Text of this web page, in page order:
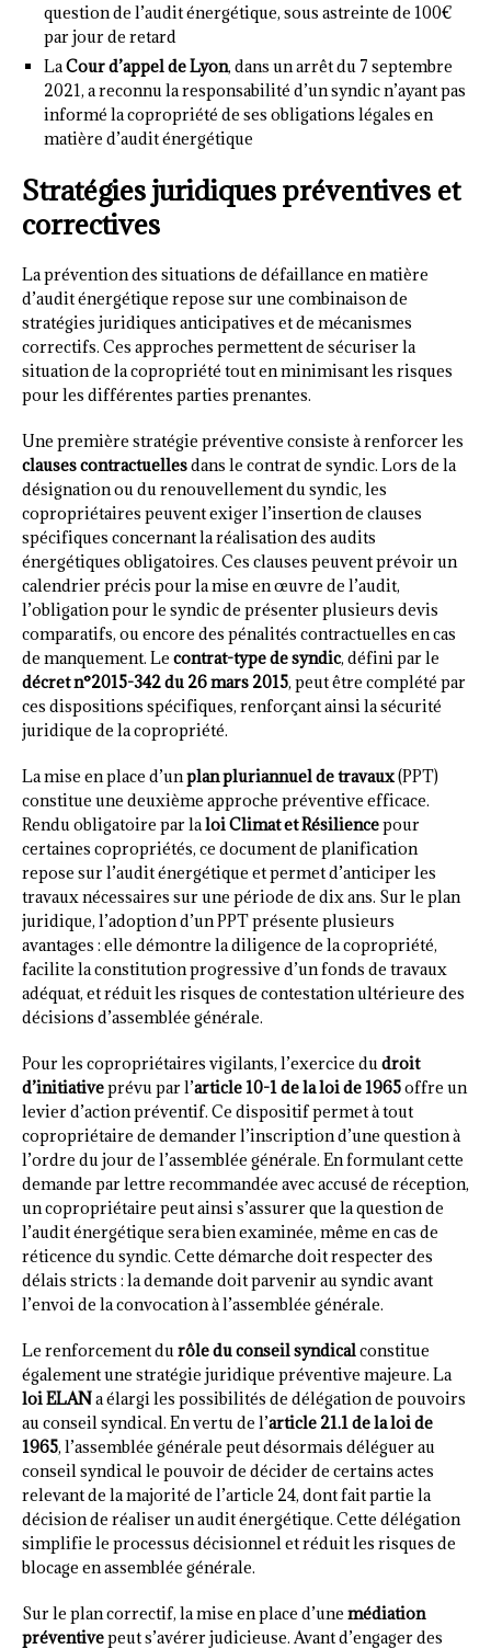
question de l’audit énergétique, sous astreinte de 100€
par jour de retard
LaCour d’appel de Lyon, dans un arrêt du 7 septembre
2021, a reconnu la responsabilité d’un syndic n’ayant pas
informé la copropriété de ses obligations légales en
matière d’audit énergétique
Stratégies juridiques préventives et
correctives
La prévention des situations de défaillance en matière
d’audit énergétique repose sur une combinaison de
stratégies juridiques anticipatives et de mécanismes
correctifs. Ces approches permettent de sécuriser la
situation de la copropriété tout en minimisant les risques
pour les différentes parties prenantes.
Une première stratégie préventive consiste à renforcer les
clauses contractuellesdans le contrat de syndic. Lors de la
désignation ou du renouvellement du syndic, les
copropriétaires peuvent exiger l’insertion de clauses
spécifiques concernant la réalisation des audits
énergétiques obligatoires. Ces clauses peuvent prévoir un
calendrier précis pour la mise en œuvre de l’audit,
l’obligation pour le syndic de présenter plusieurs devis
comparatifs, ou encore des pénalités contractuelles en cas
de manquement. Le contrat-type de syndic, défini par le
décret n°2015-342 du 26 mars 2015, peut être complété par
ces dispositions spécifiques, renforçant ainsi la sécurité
juridique de la copropriété.
La mise en place d’unplan pluriannuel de travaux(PPT)
constitue une deuxième approche préventive efficace.
Rendu obligatoire par laloi Climat et Résiliencepour
certaines copropriétés, ce document de planification
repose sur l’audit énergétique et permet d’anticiper les
travaux nécessaires sur une période de dix ans. Sur le plan
juridique, l’adoption d’un PPT présente plusieurs
avantages : elle démontre la diligence de la copropriété,
facilite la constitution progressive d’un fonds de travaux
adéquat, et réduit les risques de contestation ultérieure des
décisions d’assemblée générale.
Pour les copropriétaires vigilants, l’exercice dudroit
d’initiativeprévu par l’article 10-1 de la loi de 1965offre un
levier d’action préventif. Ce dispositif permet à tout
copropriétaire de demander l’inscription d’une question à
l’ordre du jour de l’assemblée générale. En formulant cette
demande par lettre recommandée avec accusé de réception,
un copropriétaire peut ainsi s’assurer que la question de
l’audit énergétique sera bien examinée, même en cas de
réticence du syndic. Cette démarche doit respecter des
délais stricts : la demande doit parvenir au syndic avant
l’envoi de la convocation à l’assemblée générale.
Le renforcement durôle du conseil syndicalconstitue
également une stratégie juridique préventive majeure. La
loi ELANa élargi les possibilités de délégation de pouvoirs
au conseil syndical. En vertu de l’article 21.1 de la loi de
1965, l’assemblée générale peut désormais déléguer au
conseil syndical le pouvoir de décider de certains actes
relevant de la majorité de l’article 24, dont fait partie la
décision de réaliser un audit énergétique. Cette délégation
simplifie le processus décisionnel et réduit les risques de
blocage en assemblée générale.
Sur le plan correctif, la mise en place d’une médiation
préventivepeut s’avérer judicieuse. Avant d’engager des